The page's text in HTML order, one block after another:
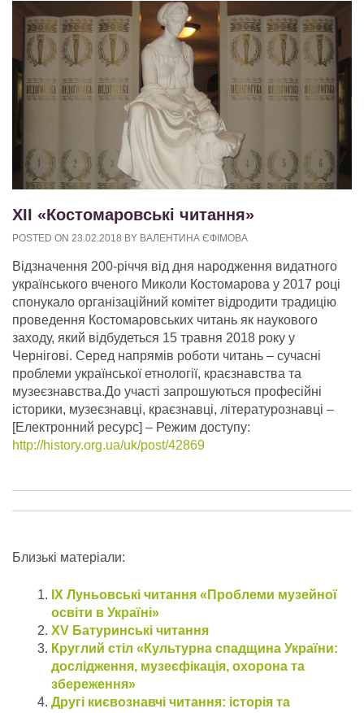
XII «Костомаровські читання»
POSTED ON 23.02.2018 BY ВАЛЕНТИНА ЄФІМОВА
Відзначення 200-річчя від дня народження видатного
українського вченого Миколи Костомарова у 2017 році
спонукало організаційний комітет відродити традицію
проведення Костомаровських читань як наукового
заходу, який відбудеться 15 травня 2018 року у
Чернігові. Серед напрямів роботи читань – сучасні
проблеми української етнології, краєзнавства та
музеєзнавства.До участі запрошуються професійні
історики, музеєзнавці, краєзнавці, літературознавці –
[Електронний ресурс] – Режим доступу:
http://history.org.ua/uk/post/42869
Близькі матеріали:
IX Луньовські читання «Проблеми музейної
освіти в Україні»
XV Батуринські читання
Круглий стіл «Культурна спадщина України:
дослідження, музеєфікація, охорона та
збереження»
Другі києвознавчі читання: історія та